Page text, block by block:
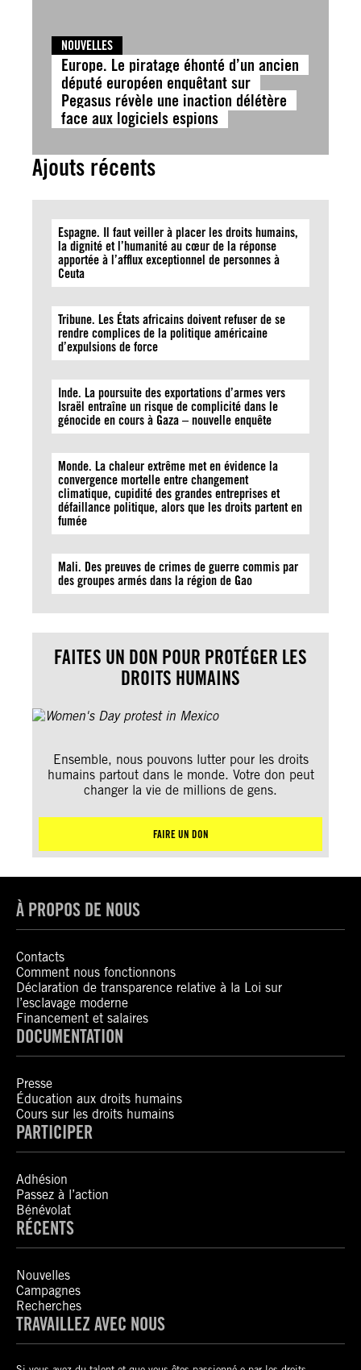
NOUVELLES
Europe. Le piratage éhonté d’un ancien
député européen enquêtant sur
Pegasus révèle une inaction délétère
face aux logiciels espions
Ajouts récents
Espagne. Il faut veiller à placer les droits humains,
la dignité et l’humanité au cœur de la réponse
apportée à l’afflux exceptionnel de personnes à
Ceuta
Tribune. Les États africains doivent refuser de se
rendre complices de la politique américaine
d’expulsions de force
Inde. La poursuite des exportations d’armes vers
Israël entraîne un risque de complicité dans le
génocide en cours à Gaza – nouvelle enquête
Monde. La chaleur extrême met en évidence la
convergence mortelle entre changement
climatique, cupidité des grandes entreprises et
défaillance politique, alors que les droits partent en
fumée
Mali. Des preuves de crimes de guerre commis par
des groupes armés dans la région de Gao
FAITES UN DON POUR PROTÉGER LES
DROITS HUMAINS
Ensemble, nous pouvons lutter pour les droits
humains partout dans le monde. Votre don peut
changer la vie de millions de gens.
FAIRE UN DON
À PROPOS DE NOUS
Contacts
Comment nous fonctionnons
Déclaration de transparence relative à la Loi sur
l’esclavage moderne
Financement et salaires
DOCUMENTATION
Presse
Éducation aux droits humains
Cours sur les droits humains
PARTICIPER
Adhésion
Passez à l’action
Bénévolat
RÉCENTS
Nouvelles
Campagnes
Recherches
TRAVAILLEZ AVEC NOUS